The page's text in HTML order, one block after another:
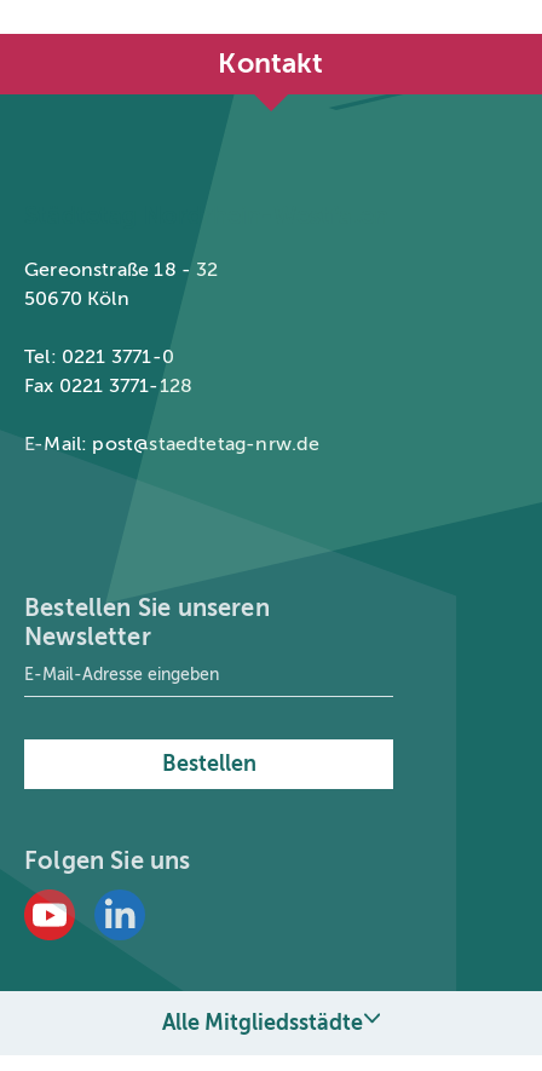
Kontakt
Gereonstraße 18 - 32
50670 Köln
Tel: 0221 3771-0
Fax 0221 3771-128
E-Mail: post@staedtetag-nrw.de
Bestellen Sie unseren
Newsletter
E-Mail-Adresse
Bestellen
Folgen Sie uns
Alle Mitgliedsstädte